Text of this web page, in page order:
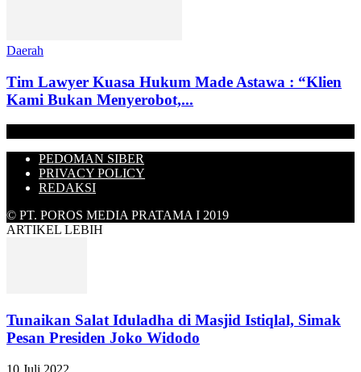
Daerah
Tim Lawyer Kuasa Hukum Made Astawa : “Klien
Kami Bukan Menyerobot,...
PEDOMAN SIBER
PRIVACY POLICY
REDAKSI
© PT. POROS MEDIA PRATAMA I 2019
ARTIKEL LEBIH
Tunaikan Salat Iduladha di Masjid Istiqlal, Simak
Pesan Presiden Joko Widodo
10 Juli 2022